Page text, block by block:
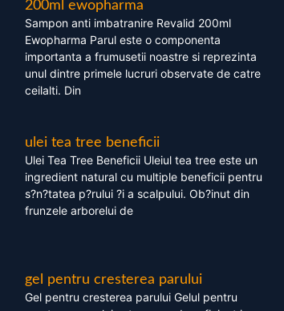
200ml ewopharma
Sampon anti imbatranire Revalid 200ml
Ewopharma Parul este o componenta
importanta a frumusetii noastre si reprezinta
unul dintre primele lucruri observate de catre
ceilalti. Din
ulei tea tree beneficii
Ulei Tea Tree Beneficii Uleiul tea tree este un
ingredient natural cu multiple beneficii pentru
s?n?tatea p?rului ?i a scalpului. Ob?inut din
frunzele arborelui de
gel pentru cresterea parului
Gel pentru cresterea parului Gelul pentru